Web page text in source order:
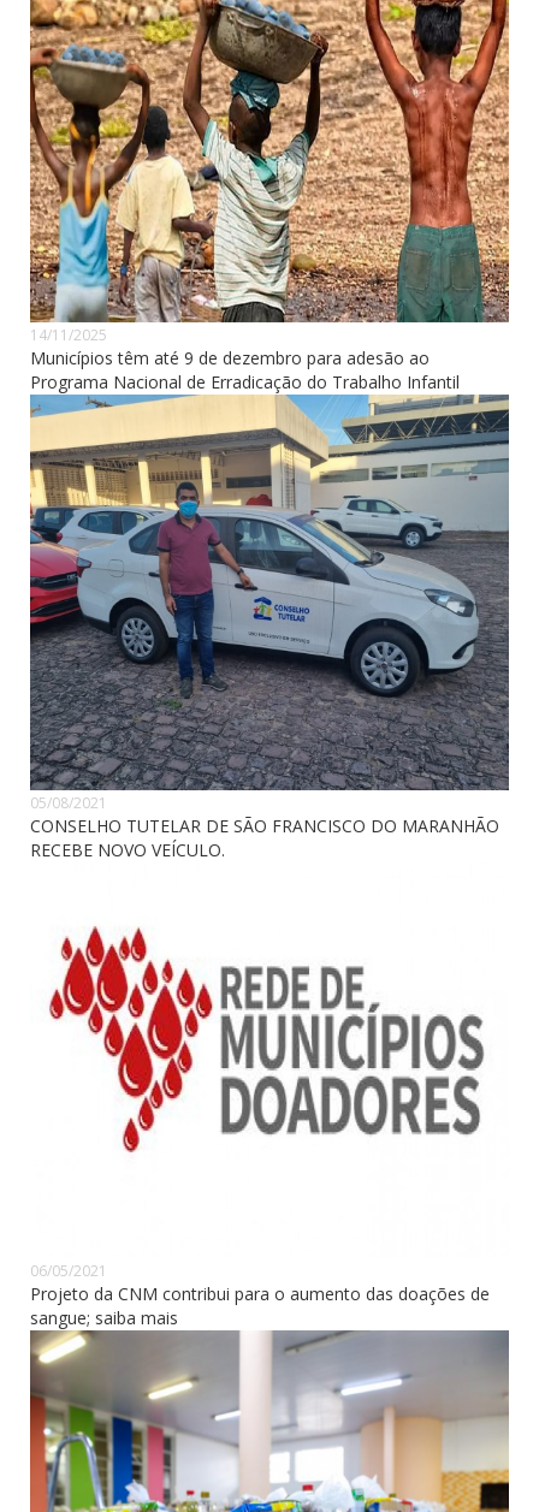
14/11/2025
Municípios têm até 9 de dezembro para adesão ao
Programa Nacional de Erradicação do Trabalho Infantil
05/08/2021
CONSELHO TUTELAR DE SÃO FRANCISCO DO MARANHÃO
RECEBE NOVO VEÍCULO.
06/05/2021
Projeto da CNM contribui para o aumento das doações de
sangue; saiba mais